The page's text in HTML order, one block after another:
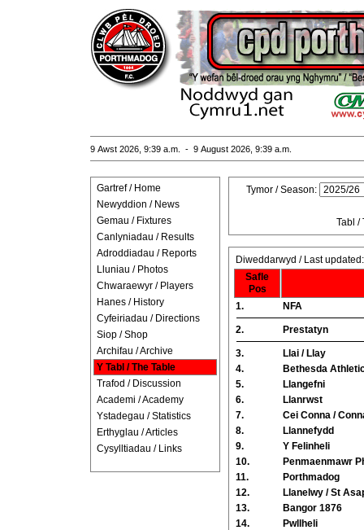
9 Awst 2026, 9:39 a.m. - 9 August 2026, 9:39 a.m.
Gartref / Home
Newyddion / News
Gemau / Fixtures
Canlyniadau / Results
Adroddiadau / Reports
Lluniau / Photos
Chwaraewyr / Players
Hanes / History
Cyfeiriadau / Directions
Siop / Shop
Archifau / Archive
Y Tabl / The Table
Trafod / Discussion
Academi / Academy
Ystadegau / Statistics
Erthyglau / Articles
Cysylltiadau / Links
Tymor / Season:
Tabl /
Diweddarwyd / Last
Safle
Pos
1.
NFA
2. Prestatyn
3.
Llai / Llay
4.
Bethesda
5.
Llangefni
6.
Llanrwst
7.
Cei Conna /
8.
Llannefydd
9.
Y Felinheli
10.
Penmaenmawr
11.
Porthmadog
12.
Llanelwy / St
13.
Bangor 1876
14.
Pwllheli